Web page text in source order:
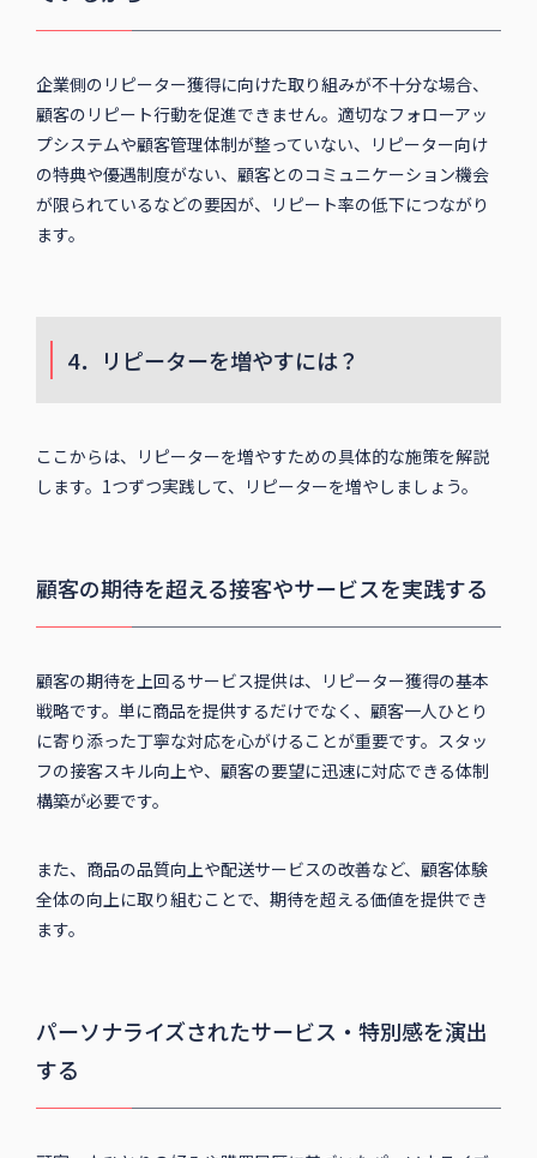
企業側のリピーター獲得に向けた取り組みが不十分な場合、
顧客のリピート行動を促進できません。適切なフォローアッ
プシステムや顧客管理体制が整っていない、リピーター向け
の特典や優遇制度がない、顧客とのコミュニケーション機会
が限られているなどの要因が、リピート率の低下につながり
ます。
4．リピーターを増やすには？
ここからは、リピーターを増やすための具体的な施策を解説
します。1つずつ実践して、リピーターを増やしましょう。
顧客の期待を超える接客やサービスを実践する
顧客の期待を上回るサービス提供は、リピーター獲得の基本
戦略です。単に商品を提供するだけでなく、顧客一人ひとり
に寄り添った丁寧な対応を心がけることが重要です。スタッ
フの接客スキル向上や、顧客の要望に迅速に対応できる体制
構築が必要です。
また、商品の品質向上や配送サービスの改善など、顧客体験
全体の向上に取り組むことで、期待を超える価値を提供でき
ます。
パーソナライズされたサービス・特別感を演出
する